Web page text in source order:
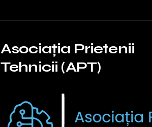
Asociația Prietenii
Tehnicii (APT)